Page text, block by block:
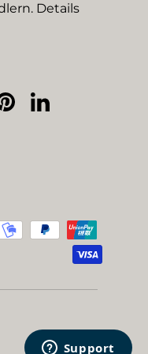
Details
PinterestLinkedIn